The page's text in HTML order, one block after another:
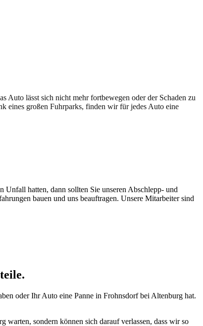
Auto lässt sich nicht mehr fortbewegen oder der Schaden zu
eines großen Fuhrparks, finden wir für jedes Auto eine
hatten, dann sollten Sie unseren Abschlepp- und
bauen und uns beauftragen. Unsere Mitarbeiter sind
oder Ihr Auto eine Panne in Frohnsdorf bei Altenburg hat.
warten, sondern können sich darauf verlassen, dass wir so